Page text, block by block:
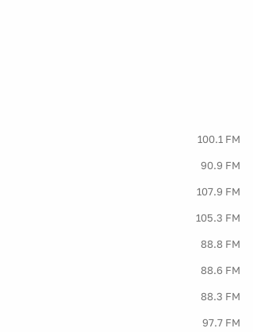
100.1 FM
90.9 FM
107.9 FM
105.3 FM
88.8 FM
88.6 FM
88.3 FM
97.7 FM